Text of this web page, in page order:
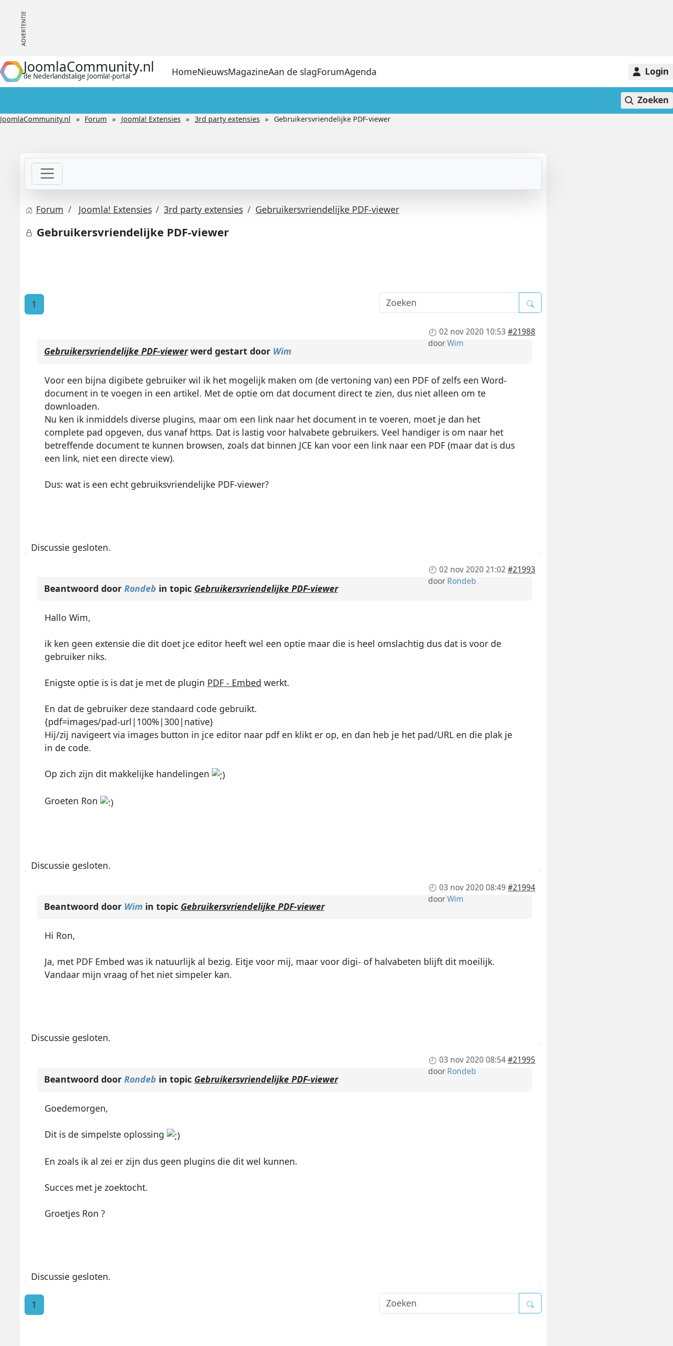
JoomlaCommunity.nl
de Nederlandstalige Joomla!-portal HomeNieuwsMagazineAan de slagForumAgenda Login
Zoeken
JoomlaCommunity.nl Forum Joomla! Extensies 3rd party extensies Gebruikersvriendelijke PDF-viewer
Forum Joomla! Extensies 3rd party extensies Gebruikersvriendelijke PDF-viewer
Gebruikersvriendelijke PDF-viewer
1
02 nov 2020 10:53 #21988
doorWim
Gebruikersvriendelijke PDF-viewerwerd gestart door Wim
Voor een bijna digibete gebruiker wil ik het mogelijk maken om (de vertoning van) een PDF of zelfs een Word-
document in te voegen in een artikel. Met de optie om dat document direct te zien, dus niet alleen om te
downloaden.
Nu ken ik inmiddels diverse plugins, maar om een link naar het document in te voeren, moet je dan het
complete pad opgeven, dus vanaf https. Dat is lastig voor halvabete gebruikers. Veel handiger is om naar het
betreffende document te kunnen browsen, zoals dat binnen JCE kan voor een link naar een PDF (maar dat is dus
een link, niet een directe view).
Dus: wat is een echt gebruiksvriendelijke PDF-viewer?
Discussie gesloten.
02 nov 2020 21:02 #21993
doorRondeb
Beantwoord door Rondeb in topic Gebruikersvriendelijke PDF-viewer
Hallo Wim,
ik ken geen extensie die dit doet jce editor heeft wel een optie maar die is heel omslachtig dus dat is voor de
gebruiker niks.
Enigste optie is is dat je met de plugin PDF - Embed werkt.
En dat de gebruiker deze standaard code gebruikt.
{pdf=images/pad-url|100%|300|native}
Hij/zij navigeert via images button in jce editor naar pdf en klikt er op, en dan heb je het pad/URL en die plak je
in de code.
Op zich zijn dit makkelijke handelingen
Groeten Ron
Discussie gesloten.
03 nov 2020 08:49 #21994
doorWim
Beantwoord door Wim in topic Gebruikersvriendelijke PDF-viewer
Hi Ron,
Ja, met PDF Embed was ik natuurlijk al bezig. Eitje voor mij, maar voor digi- of halvabeten blijft dit moeilijk.
Vandaar mijn vraag of het niet simpeler kan.
Discussie gesloten.
03 nov 2020 08:54#21995
doorRondeb
Beantwoord door Rondeb in topic Gebruikersvriendelijke PDF-viewer
Goedemorgen,
Dit is de simpelste oplossing
En zoals ik al zei er zijn dus geen plugins die dit wel kunnen.
Succes met je zoektocht.
Groetjes Ron ?
Discussie gesloten.
1